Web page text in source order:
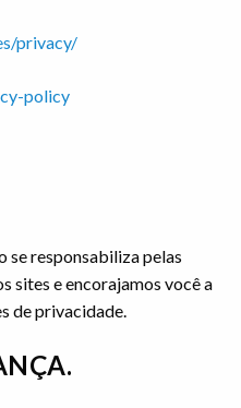
privacy/
policy
se responsabiliza pelas
sites e encorajamos você a
de privacidade.